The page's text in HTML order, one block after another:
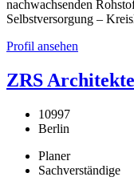
nachwachsenden
Selbstversorgung –
Profil ansehen
ZRS
10997
Berlin
Planer
Sachverständige